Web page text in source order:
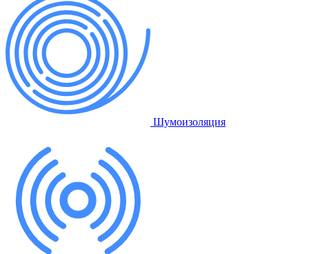
Шумоизоляция